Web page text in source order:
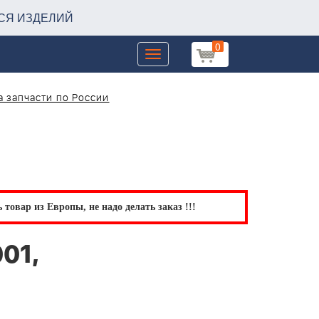
ИЗДЕЛИЙ
0
Toggle
navigation
запчасти по России
из Европы, не надо делать заказ !!!